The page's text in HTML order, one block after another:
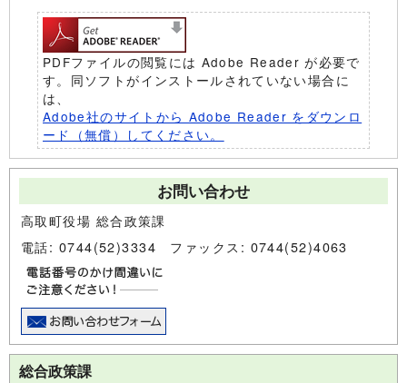
PDFファイルの閲覧には Adobe Reader が必要で
す。同ソフトがインストールされていない場合に
は、
Adobe社のサイトから Adobe Reader をダウンロ
ード（無償）してください。
お問い合わせ
高取町役場 総合政策課
電話: 0744(52)3334 ファックス: 0744(52)4063
総合政策課